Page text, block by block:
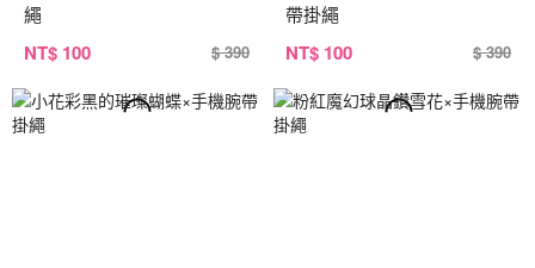
繩
NT$ 100 $ 390
帶掛繩
NT$ 100 $ 390